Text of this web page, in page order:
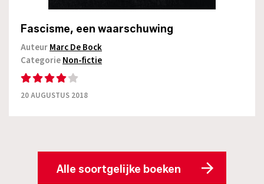
Fascisme, een waarschuwing
AuteurMarc De Bock
CategorieNon-fictie
20 AUGUSTUS 2018
Alle soortgelijke boeken